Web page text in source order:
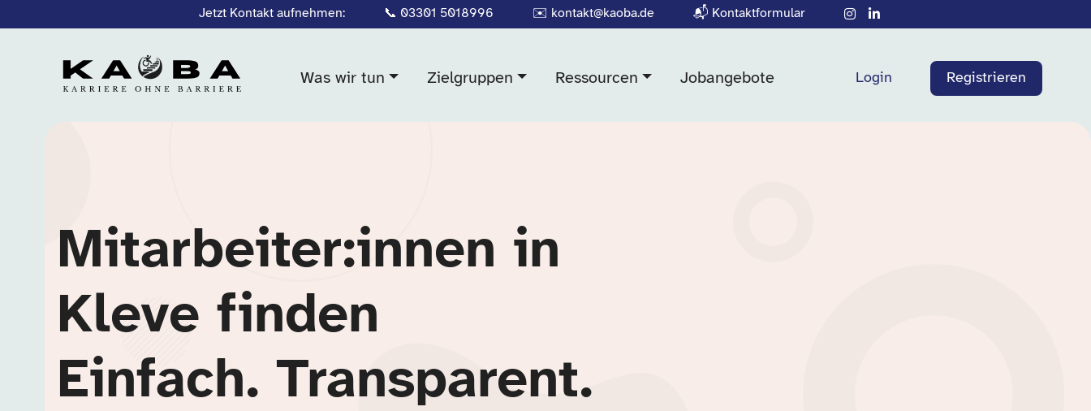
Jetzt Kontakt aufnehmen: 📞 03301 5018996 ✉️ kontakt@kaoba.de 📬 Kontaktformular
Was wir tun Zielgruppen Ressourcen Jobangebote Login Registrieren
Mitarbeiter:innen in
Kleve finden
Einfach. Transparent.